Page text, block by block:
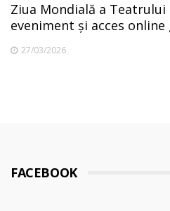
Ziua Mondială a Teatrului
eveniment și acces
27/03/2026
FACEBOOK